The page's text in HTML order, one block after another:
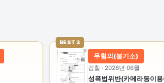
BEST 3
무혐의(불기소)
검찰 · 2026년 06월